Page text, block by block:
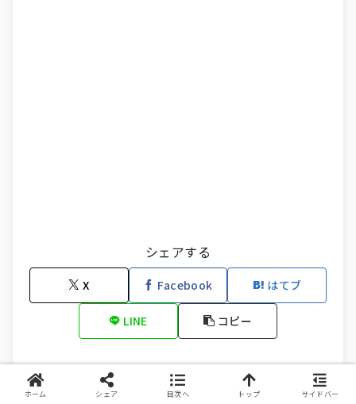
シェアする
X Facebook はてブ
LINE コピー
10万円弁理士coffeeをフォローする
ホーム シェア 目次へ トップ サイドバー